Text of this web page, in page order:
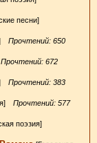
песни]
Прочтений: 650
Прочтений: 672
Прочтений: 383
Прочтений: 577
поэзия]